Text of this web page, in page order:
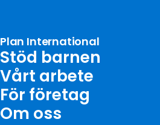
Plan International
Stöd barnen
Vårt arbete
För företag
Om oss